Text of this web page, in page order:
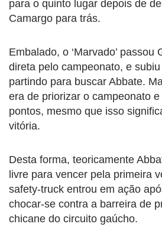
para o quinto lugar depois de
Camargo para trás.
Embalado, o ‘Marvado’ passou
direta pelo campeonato, e
partindo para buscar Abbate.
era de priorizar o campeonato
pontos, mesmo que isso
vitória.
Desta forma, teoricamente
livre para vencer pela primeira
safety-truck entrou em ação
chocar-se contra a barreira de
chicane do circuito gaúcho.